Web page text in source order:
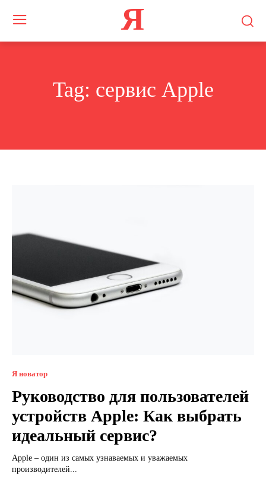
Я
Tag: сервис Apple
Я новатор
Руководство для пользователей
устройств Apple: Как выбрать
идеальный сервис?
Apple – один из самых узнаваемых и уважаемых
производителей...